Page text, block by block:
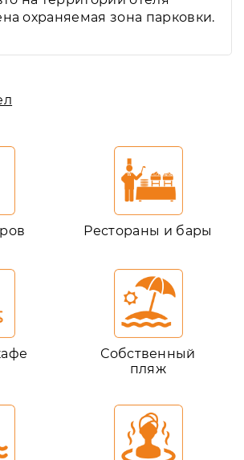
охраняемая зона парковки.
Рестораны и бары
Собственный
пляж